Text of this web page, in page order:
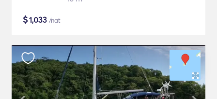
$1,033 /nat